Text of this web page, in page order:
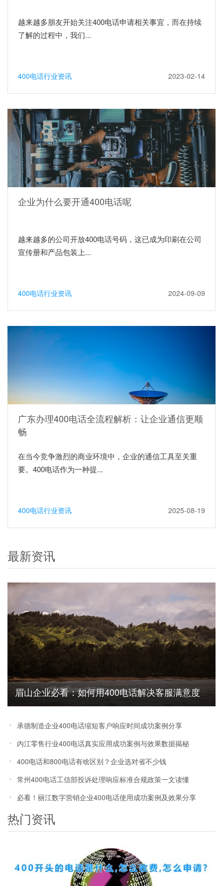
越来越多朋友开始关注400电话申请相关事宜，而在持续
了解的过程中，我们...
400电话行业资讯 2023-02-14
企业为什么要开通400电话呢
越来越多的公司开放400电话号码，这已成为印刷在公司
宣传册和产品包装上...
400电话行业资讯 2024-09-09
广东办理400电话全流程解析：让企业通信更顺
畅
在当今竞争激烈的商业环境中，企业的通信工具至关重
要。400电话作为一种提...
400电话行业资讯 2025-08-19
最新资讯
眉山企业必看：如何用400电话解决客服满意度
低的难题
承德制造企业400电话缩短客户响应时间成功案例分享
内江零售行业400电话真实应用成功案例与效果数据揭秘
400电话和800电话有啥区别？企业选对省不少钱
常州400电话工信部投诉处理响应标准合规政策一文读懂
必看！丽江数字营销企业400电话使用成功案例及效果分享
热门资讯